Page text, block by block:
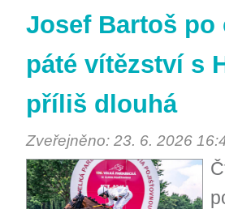
Josef Bartoš
páté vítězství s
příliš dlouhá
Zveřejněno: 23. 6. 2026